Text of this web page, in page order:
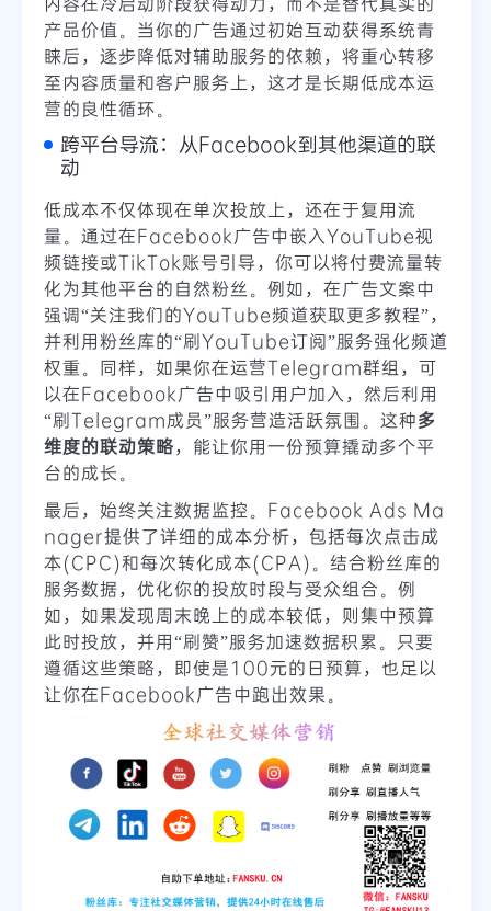
产品价值。当你的广告通过初始互动获得系统青
睐后，逐步降低对辅助服务的依赖，将重心转移
至内容质量和客户服务上，这才是长期低成本运
营的良性循环。
跨平台导流：从Facebook到其他渠道的联
动
低成本不仅体现在单次投放上，还在于复用流
量。通过在Facebook广告中嵌入YouTube视
频链接或TikTok账号引导，你可以将付费流量转
化为其他平台的自然粉丝。例如，在广告文案中
强调“关注我们的YouTube频道获取更多教程”，
并利用粉丝库的“刷YouTube订阅”服务强化频道
权重。同样，如果你在运营Telegram群组，可
以在Facebook广告中吸引用户加入，然后利用
“刷Telegram成员”服务营造活跃氛围。这种多
维度的联动策略，能让你用一份预算撬动多个平
台的成长。
最后，始终关注数据监控。Facebook Ads Ma
nager提供了详细的成本分析，包括每次点击成
本(CPC)和每次转化成本(CPA)。结合粉丝库的
服务数据，优化你的投放时段与受众组合。例
如，如果发现周末晚上的成本较低，则集中预算
此时投放，并用“刷赞”服务加速数据积累。只要
遵循这些策略，即使是100元的日预算，也足以
让你在Facebook广告中跑出效果。